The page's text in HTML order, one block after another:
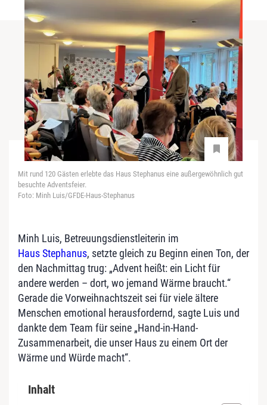
Mit rund 120 Gästen erlebte das Haus Stephanus eine außergewöhnlich gut
besuchte Adventsfeier.
Foto: Minh Luis/GFDE-Haus-Stephanus
Minh Luis, Betreuungsdienstleiterin im
Haus Stephanus, setzte gleich zu Beginn einen Ton, der
den Nachmittag trug: „Advent heißt: ein Licht für
andere werden – dort, wo jemand Wärme braucht.“
Gerade die Vorweihnachtszeit sei für viele ältere
Menschen emotional herausfordernd, sagte Luis und
dankte dem Team für seine „Hand-in-Hand-
Zusammenarbeit, die unser Haus zu einem Ort der
Wärme und Würde macht“.
Inhalt